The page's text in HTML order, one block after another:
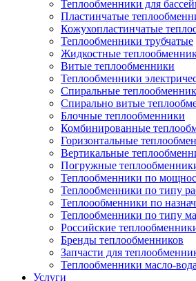
Теплообменники для
Пластинчатые
Кожухопластинчатые
Теплообменники трубчатые
Жидкостные
Витые теплообменники
Теплообменники
Спиральные
Спирально витые
Блочные теплообменники
Комбинированные
Горизонтальные
Вертикальные
Погружные
Теплообменники по
Теплообменники по типу
Теплоообменники по
Теплообменники по типу
Российские
Бренды теплообменников
Запчасти для
Теплообменники масло-
Услуги